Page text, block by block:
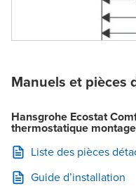
Manuels et pièces
Hansgrohe Ecostat
thermostatique
Liste des pièces
Guide d’installation